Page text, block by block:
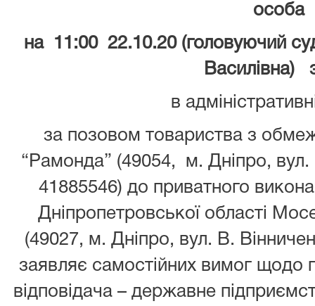
особа
на 11:00 22.10.20 (головуючий
Василівна)
в
за позовом товариства з
“Рамонда” (49054, м. Дніпро,
41885546) до приватного
Дніпропетровської області
(49027, м. Дніпро, вул. В.
заявляє самостійних вимог щодо
відповідача – державне